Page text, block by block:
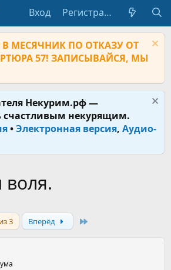
Вход Регистрация
МЕСЯЧНИК ПО ОТКАЗУ ОТ
57! ЗАПИСЫВАЙСЯ, МЫ
Некурим.рф —
счастливым некурящим.
•Электронная версия, Аудио-
воля.
3
Вперёд